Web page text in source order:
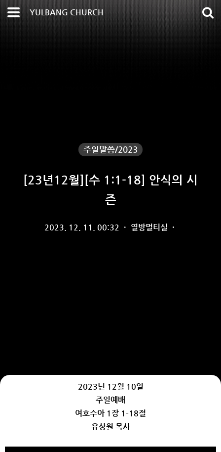
YULBANG CHURCH
주일말씀/2023
[23년12월][수 1:1-18] 안식의 시
즌
2023. 12. 11. 00:32 · 열방멀티실 ·
2023년 12월 10일
주일예배
여호수아 1장 1-18절
유상원 목사